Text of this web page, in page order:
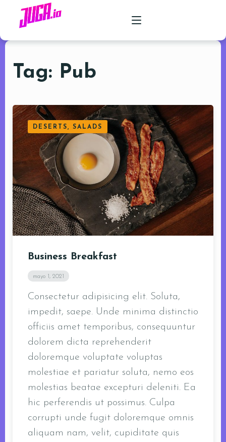
PRODUCTO
PRECIOS
FAQ
Tag: Pub
DESERTS, SALADS
Business Breakfast
mayo 1, 2021
Consectetur adipisicing elit. Soluta,
impedit, saepe. Unde minima distinctio
officiis amet temporibus, consequuntur
dolorem dicta reprehenderit
doloremque voluptate voluptas
molestiae et pariatur soluta, nemo eos
molestias beatae excepturi deleniti. Ea
hic perferendis ut possimus. Culpa
corrupti unde fugit doloremque omnis
aliquam nam, velit, cupiditate quis